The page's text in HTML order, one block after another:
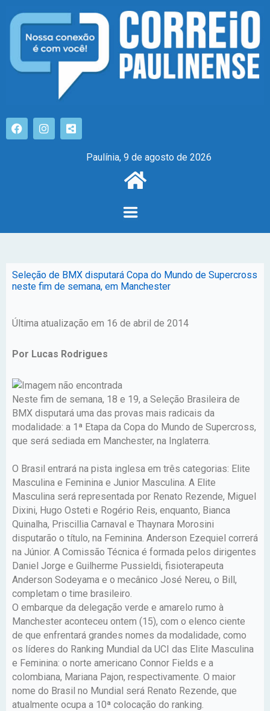
Paulínia, 9 de agosto de 2026
Seleção de BMX disputará Copa do Mundo de Supercross
neste fim de semana, em Manchester
Última atualização em 16 de abril de 2014
Por Lucas Rodrigues
Neste fim de semana, 18 e 19, a Seleção Brasileira de
BMX disputará uma das provas mais radicais da
modalidade: a 1ª Etapa da Copa do Mundo de Supercross,
que será sediada em Manchester, na Inglaterra.
O Brasil entrará na pista inglesa em três categorias: Elite
Masculina e Feminina e Junior Masculina. A Elite
Masculina será representada por Renato Rezende, Miguel
Dixini, Hugo Osteti e Rogério Reis, enquanto, Bianca
Quinalha, Priscillia Carnaval e Thaynara Morosini
disputarão o título, na Feminina. Anderson Ezequiel correrá
na Júnior. A Comissão Técnica é formada pelos dirigentes
Daniel Jorge e Guilherme Pussieldi, fisioterapeuta
Anderson Sodeyama e o mecânico José Nereu, o Bill,
completam o time brasileiro.
O embarque da delegação verde e amarelo rumo à
Manchester aconteceu ontem (15), com o elenco ciente
de que enfrentará grandes nomes da modalidade, como
os líderes do Ranking Mundial da UCI das Elite Masculina
e Feminina: o norte americano Connor Fields e a
colombiana, Mariana Pajon, respectivamente. O maior
nome do Brasil no Mundial será Renato Rezende, que
atualmente ocupa a 10ª colocação do ranking.